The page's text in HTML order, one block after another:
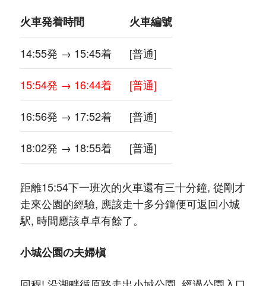
火車発着時間 火車編號
14:55発 → 15:45着 [普通]
15:54発 → 16:44着 [普通]
16:56発 → 17:52着 [普通]
18:02発 → 18:55着 [普通]
距離15:54下一班次的火車還有三十分鐘, 從剛才
走來公園的經驗, 應該走十多分鐘便可返回小城
駅, 時間應該卓卓有餘了。
小城公園の夫婦槇